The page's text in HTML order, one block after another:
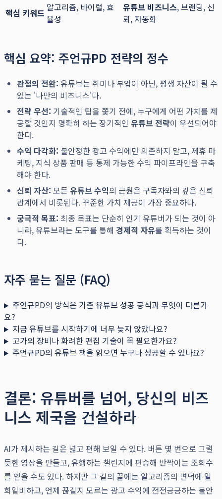
핵심 키워드 알고리즘, 바이럴, 효
율성
유튜브 비즈니스, 브랜딩, 신
뢰, 자동화
핵심 요약: 주언규PD 전략의 정수
관점의 전환: 유튜브는 취미나 부업이 아닌, 평생 자산이 될 수
있는 '나만의 비즈니스'다.
전략 우선: 기술적인 팁을 쫓기 전에, 누구에게 어떤 가치를 제
공할 것인지 명확히 하는 장기적인 유튜브 전략이 우선되어야
한다.
수익 다각화: 불안정한 광고 수익에만 의존하지 말고, 제휴 마
케팅, 지식 상품 판매 등 통제 가능한 수익 파이프라인을 구축
해야 한다.
신뢰 자산: 모든 유튜브 수익의 근원은 구독자와의 깊은 신뢰
관계에서 비롯된다. 꾸준한 가치 제공이 가장 중요하다.
궁극적 목표: 최종 목표는 단순히 인기 유튜버가 되는 것이 아
니라, 유튜브라는 도구를 통해 경제적 자유를 획득하는 것이
다.
자주 묻는 질문 (FAQ)
주언규PD의 방식은 기존 유튜브 성공 공식과 무엇이 다른가
요?
지금 유튜브를 시작하기에 너무 늦지 않았나요?
고가의 장비나 화려한 편집 기술이 꼭 필요한가요?
주언규PD의 유튜브 책을 읽으면 누구나 성공할 수 있나요?
결론: 유튜버를 넘어, 당신의 비즈
니스 제국을 건설하라
AI가 제시하는 길은 넓고 편해 보일 수 있다. 버튼 몇 번으로 그럴
듯한 영상을 만들고, 유행하는 챌린지에 편승해 반짝이는 조회수
를 얻을 수도 있다. 하지만 그 길의 끝에는 알고리즘의 변덕에 일
희일비하고, 언제 끊길지 모르는 광고 수익에 전전긍긍하는 불안